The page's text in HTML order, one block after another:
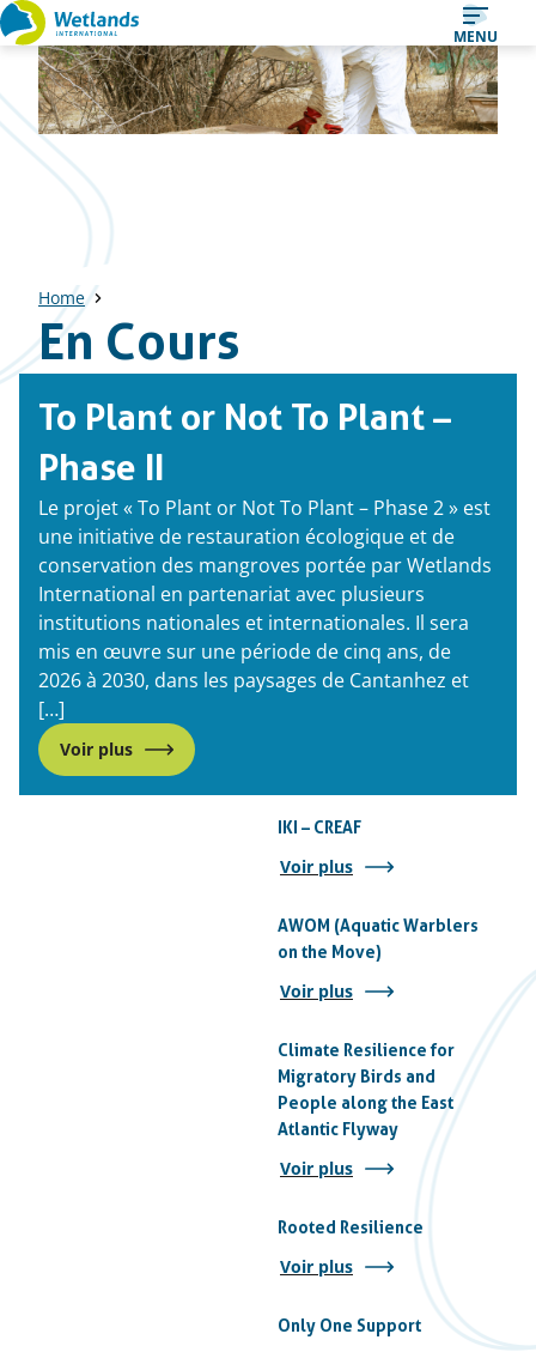
Straight
to
content
MENU
Home
En Cours
des
projets
To Plant or Not To Plant –
Phase II
Le projet « To Plant or Not To Plant – Phase 2 » est
une initiative de restauration écologique et de
conservation des mangroves portée par Wetlands
International en partenariat avec plusieurs
institutions nationales et internationales. Il sera
mis en œuvre sur une période de cinq ans, de
2026 à 2030, dans les paysages de Cantanhez et
[…]
Voir plus
IKI – CREAF
Voir plus
AWOM (Aquatic Warblers
on the Move)
Voir plus
Climate Resilience for
Migratory Birds and
People along the East
Atlantic Flyway
Voir plus
Rooted Resilience
Voir plus
Only One Support